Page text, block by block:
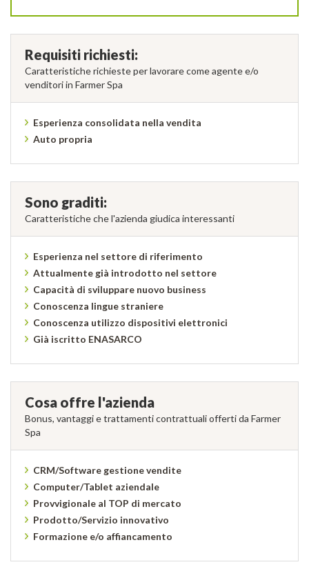
Requisiti richiesti:
Caratteristiche richieste per lavorare come agente e/o
venditori in Farmer Spa
Esperienza consolidata nella vendita
Auto propria
Sono graditi:
Caratteristiche che l'azienda giudica interessanti
Esperienza nel settore di riferimento
Attualmente già introdotto nel settore
Capacità di sviluppare nuovo business
Conoscenza lingue straniere
Conoscenza utilizzo dispositivi elettronici
Già iscritto ENASARCO
Cosa offre l'azienda
Bonus, vantaggi e trattamenti contrattuali offerti da Farmer
Spa
CRM/Software gestione vendite
Computer/Tablet aziendale
Provvigionale al TOP di mercato
Prodotto/Servizio innovativo
Formazione e/o affiancamento